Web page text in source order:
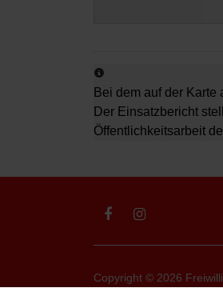
Bei dem auf der
Der Einsatzbericht
Öffentlichkeitsarbeit
Copyright © 2026